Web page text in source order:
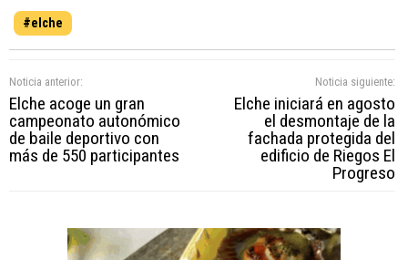
#elche
Noticia anterior:
Elche acoge un gran
campeonato autonómico
de baile deportivo con
más de 550 participantes
Noticia siguiente:
Elche iniciará en agosto
el desmontaje de la
fachada protegida del
edificio de Riegos El
Progreso